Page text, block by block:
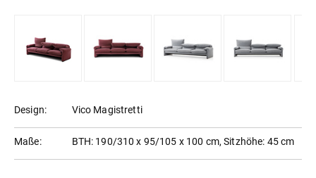
Design: Vico Magistretti
Maße: BTH: 190/310 x 95/105 x 100 cm, Sitzhöhe: 45 cm